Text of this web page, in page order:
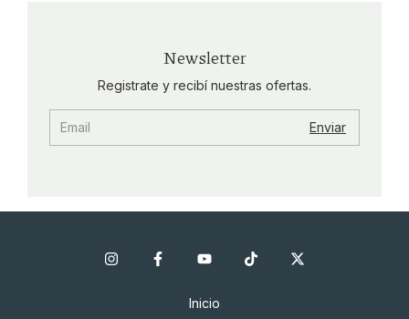
Newsletter
Registrate y recibí nuestras ofertas.
Inicio